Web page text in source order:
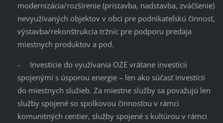
modernizácia/rozšírenie (prístavba, nadstavba, zväčšenie)
nevyužívaných objektov v obci pre podnikateľskú činnosť,
výstavba/rekonštrukcia tržníc pre podporu predaja
miestnych produktov a pod.
- Investície do využívania OZE vrátane investícií
spojenými s úsporou energie – len ako súčasť investícií
do miestnych služieb. Za miestne služby sa považujú len
služby spojené so spolkovou činnosťou v rámci
komunitných centier, služby spojené s kultúrou v rámci